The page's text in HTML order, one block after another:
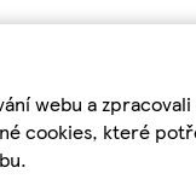
webu a
cookies, které